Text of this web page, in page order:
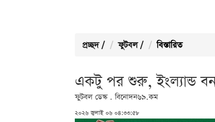
প্রচ্ছদ / ফুটবল / বিস্তারিত
একটু পর শুরু, ইংল্যান্ড
ফুটবল ডেস্ক . বিনোদন৬৯.কম
২০২৬ জুলাই ০৬ ০৪:৩৩:৫৮